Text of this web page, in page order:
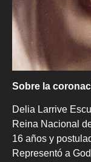
Sobre la
Delia Larrive
Reina Nacional
16 años y
Representó a